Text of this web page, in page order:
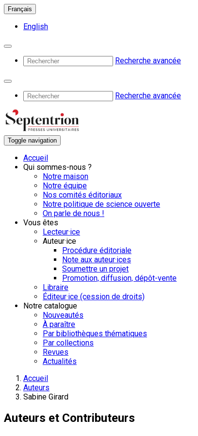
Français
English
Recherche avancée
Recherche avancée
Toggle navigation
Accueil
Qui sommes-nous ?
Notre maison
Notre équipe
Nos comités éditoriaux
Notre politique de science ouverte
On parle de nous !
Vous êtes
Lecteur·ice
Auteur·ice
Procédure éditoriale
Note aux auteur·ices
Soumettre un projet
Promotion, diffusion, dépôt-vente
Libraire
Éditeur·ice (cession de droits)
Notre catalogue
Nouveautés
À paraître
Par bibliothèques thématiques
Par collections
Revues
Actualités
Accueil
Auteurs
Sabine Girard
Auteurs et Contributeurs